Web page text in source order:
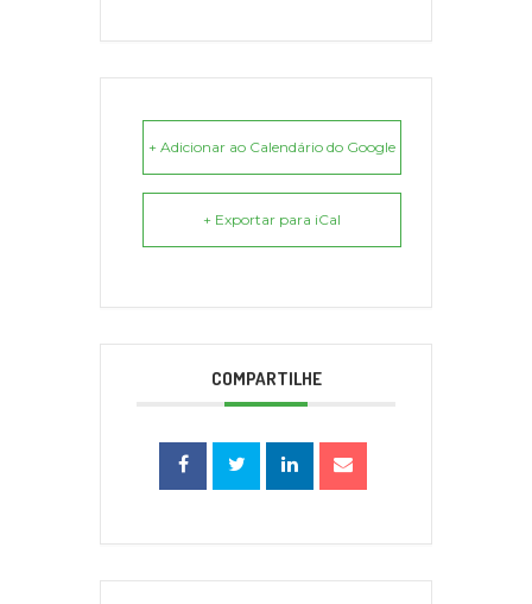
+ Adicionar ao Calendário do Google
+ Exportar para iCal
COMPARTILHE